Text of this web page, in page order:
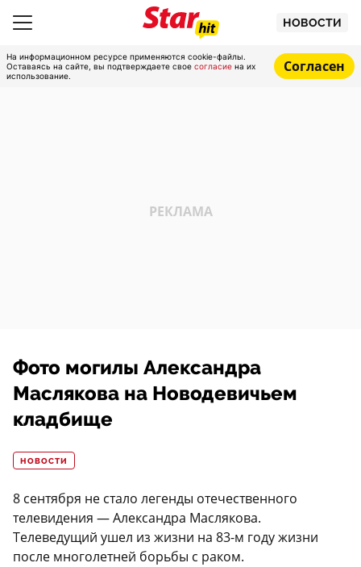
НОВОСТИ
На информационном ресурсе применяются cookie-файлы.
Оставаясь на сайте, вы подтверждаете свое согласие на их
использование.
Согласен
Фото могилы Александра
Маслякова на Новодевичьем
кладбище
НОВОСТИ
8 сентября не стало легенды отечественного
телевидения — Александра Маслякова.
Телеведущий ушел из жизни на 83-м году жизни
после многолетней борьбы с раком.